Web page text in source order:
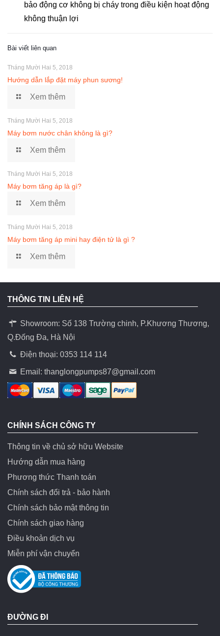
bảo động cơ không bị cháy trong điều kiện hoạt động
không thuận lợi
Bài viết liên quan
Tháng Mười Hai 5, 2018
Hướng dẫn lắp đặt máy phun sương!
Xem thêm
Tháng Mười Hai 5, 2018
Máy bơm nước chân không là gì?
Xem thêm
Tháng Mười Hai 5, 2018
Máy bơm tăng áp là gì?
Xem thêm
Tháng Mười Hai 5, 2018
Máy bơm tăng áp mini hay điện tử là gì ?
Xem thêm
THÔNG TIN LIÊN HỆ
Showroom: Số 138 Trường chinh, P.Khương Thương,
Q.Đống Đa, Hà Nội
Điện thoại: 0353 114 114
Email:thanglongpumps87@gmail.com
CHÍNH SÁCH CÔNG TY
Thông tin về chủ sở hữu Website
Hướng dẫn mua hàng
Phương thức Thanh toán
Chính sách đổi trả - bảo hành
Chính sách bảo mật thông tin
Chính sách giao hàng
Điều khoản dịch vụ
Miễn phí vận chuyển
ĐƯỜNG ĐI